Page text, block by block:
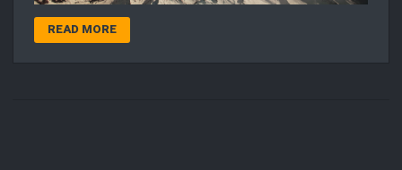
READ MORE